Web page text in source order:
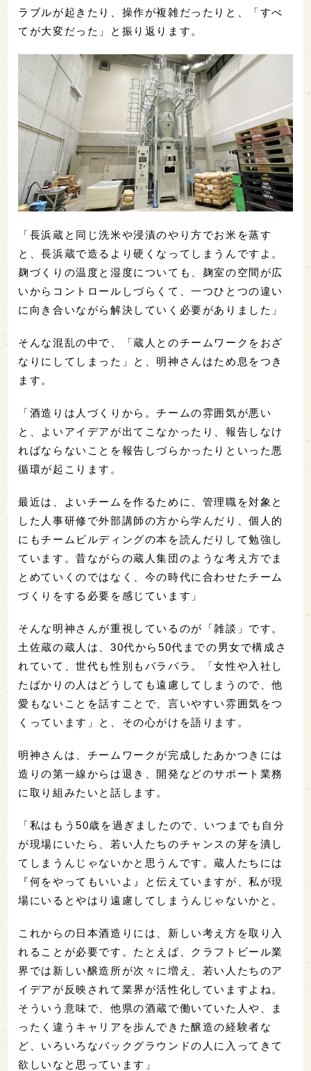
ラブルが起きたり、操作が複雑だったりと、「すべ
てが大変だった」と振り返ります。
「長浜蔵と同じ洗米や浸漬のやり方でお米を蒸す
と、長浜蔵で造るより硬くなってしまうんですよ。
麹づくりの温度と湿度についても、麹室の空間が広
いからコントロールしづらくて、一つひとつの違い
に向き合いながら解決していく必要がありました」
そんな混乱の中で、「蔵人とのチームワークをおざ
なりにしてしまった」と、明神さんはため息をつき
ます。
「酒造りは人づくりから。チームの雰囲気が悪い
と、よいアイデアが出てこなかったり、報告しなけ
ればならないことを報告しづらかったりといった悪
循環が起こります。
最近は、よいチームを作るために、管理職を対象と
した人事研修で外部講師の方から学んだり、個人的
にもチームビルディングの本を読んだりして勉強し
ています。昔ながらの蔵人集団のような考え方でま
とめていくのではなく、今の時代に合わせたチーム
づくりをする必要を感じています」
そんな明神さんが重視しているのが「雑談」です。
土佐蔵の蔵人は、30代から50代までの男女で構成さ
れていて、世代も性別もバラバラ。「女性や入社し
たばかりの人はどうしても遠慮してしまうので、他
愛もないことを話すことで、言いやすい雰囲気をつ
くっています」と、その心がけを語ります。
明神さんは、チームワークが完成したあかつきには
造りの第一線からは退き、開発などのサポート業務
に取り組みたいと話します。
「私はもう50歳を過ぎましたので、いつまでも自分
が現場にいたら、若い人たちのチャンスの芽を潰し
てしまうんじゃないかと思うんです。蔵人たちには
『何をやってもいいよ』と伝えていますが、私が現
場にいるとやはり遠慮してしまうんじゃないかと。
これからの日本酒造りには、新しい考え方を取り入
れることが必要です。たとえば、クラフトビール業
界では新しい醸造所が次々に増え、若い人たちのア
イデアが反映されて業界が活性化していますよね。
そういう意味で、他県の酒蔵で働いていた人や、ま
ったく違うキャリアを歩んできた醸造の経験者な
ど、いろいろなバックグラウンドの人に入ってきて
欲しいなと思っています」